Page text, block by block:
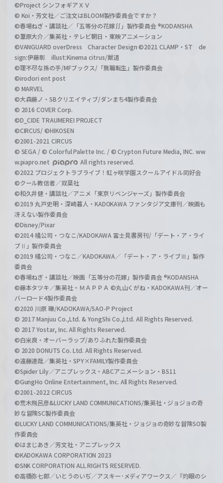
©Project シンフォギアＸＶ
© Koi・芳文社／ご注文はBLOOM製作委員会ですか？
©春場ねぎ・講談社／「五等分の花嫁∬」製作委員会 ®KODANSHA
©葦原大介／集英社・テレビ朝日・東映アニメーション
©VANGUARD overDress Character Design ©2021 CLAMP・ST de
sign:伊藤彰 illust:Kinema citrus/獣道
©理不尽な孫の手/MFブックス/「無職転生」製作委員会
©irodori ent post
© MARVEL
©大森藤ノ・SBクリエイティブ/ダンまち4製作委員会
© 2016 COVER Corp.
©D_CIDE TRAUMEREI PROJECT
©CIRCUS/ ©HIKOSEN
©2001-2021 CIRCUS
© SEGA / © Colorful Palette Inc. / © Crypton Future Media, INC. ww
w.piapro.net
All rights reserved.
©2022 プロジェクトラブライブ！虹ヶ咲学園スクールアイドル同好会
©クール教信者／双葉社
©和久井健・講談社／アニメ「東京リベンジャーズ」製作委員会
©2019 丸戸史明・深崎暮人・KADOKAWA ファンタジア文庫刊／映画も
冴えない製作委員会
©Disney/Pixar
©2014 橘公司・つなこ/KADOKAWA 富士見書房刊/「デート・ア・ライ
ブⅡ」製作委員会
©2019 橘公司・つなこ／KADOKAWA／「デート・ア・ライブⅢ」製作
委員会
©春場ねぎ・講談社／映画「五等分の花嫁」製作委員会 ®KODANSHA
©藤本タツキ／集英社・ＭＡＰＰＡ ©丸山くがね・KADOKAWA刊／オー
バーロード4製作委員会
©2020 川原 礫/KADOKAWA/SAO-P Project
© 2017 Manjuu Co.,Ltd. & YongShi Co.,Ltd. All Rights Reserved.
© 2017 Yostar, Inc. All Rights Reserved.
©白米良・オーバーラップ/ありふれた製作委員会
© 2020 DONUTS Co. Ltd. All Rights Reserved.
©遠藤達哉／集英社・SPY×FAMILY製作委員会
©Spider Lily／アニプレックス・ABCアニメーション・BS11
©GungHo Online Entertainment, Inc. All Rights Reserved.
©2001-2022 CIRCUS
©荒木飛呂彦&LUCKY LAND COMMUNICATIONS/集英社・ジョジョの奇
妙な冒険SC製作委員会
©LUCKY LAND COMMUNICATIONS/集英社・ジョジョの奇妙な冒険SO製
作委員会
©はまじあき／芳文社・アニプレックス
©KADOKAWA CORPORATION 2023
©SNK CORPORATION ALL RIGHTS RESERVED.
©高橋弥七郎／いとうのいぢ／アスキー･メディアワークス／『灼眼のシ